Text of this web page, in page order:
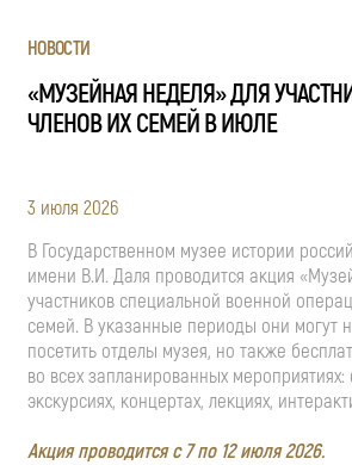
НОВОСТИ
«МУЗЕЙНАЯ НЕДЕЛЯ» ДЛЯ
ЧЛЕНОВ ИХ СЕМЕЙ В ИЮЛЕ
3 июля 2026
В Государственном музее истории
имени В.И. Даля проводится акция
участников специальной военной
семей. В указанные периоды они могут
посетить отделы музея, но также
во всех запланированных
экскурсиях, концертах, лекциях,
Акция проводится с 7 по 12 июля 2026.